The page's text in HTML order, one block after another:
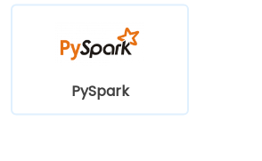
PySpark